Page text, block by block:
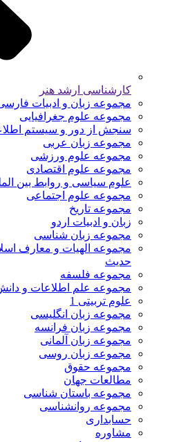
کارشناسی ارشد هنر
مجموعه زبان و ادبیات
مجموعه علوم جغرافیایی
سنجش از دور و سیستم
مجموعه زبان عربی
مجموعه علوم ورزشی
مجموعه علوم اقتصادی
علوم سیاسی و روابط بین
مجموعه علوم اجتماعی
مجموعه تاریخ
زبان و ادبیات اردو
مجموعه زبان شناسی
مجموعه الهیات و معارف
حدیث
مجموعه فلسفه
مجموعه علم اطلاعات و
علوم تربیتی 1
مجموعه زبان انگلیسی
مجموعه زبان فرانسه
مجموعه زبان آلمانی
مجموعه زبان روسی
مجموعه حقوق
مطالعات جهان
مجموعه باستان شناسی
مجموعه روانشناسی
حسابداری
مشاوره